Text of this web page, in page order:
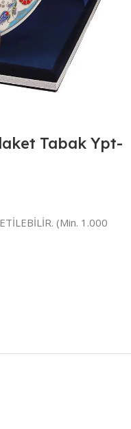
Tabak Ypt-
(Min. 1.000